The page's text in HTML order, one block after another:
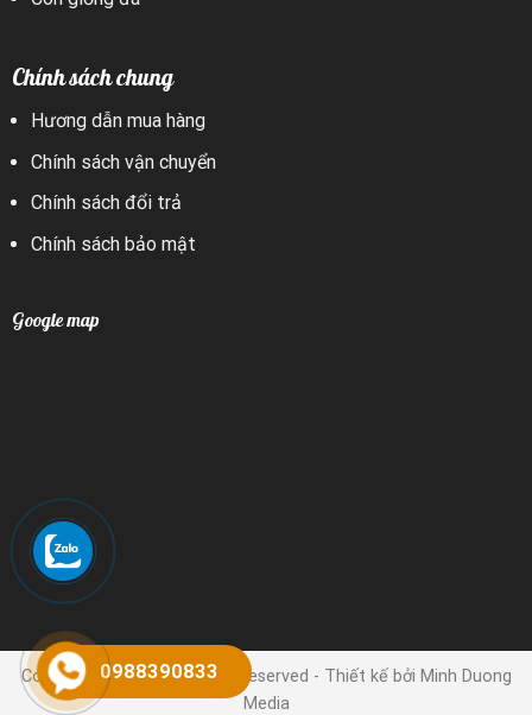
Chính sách chung
Hương dẫn mua hàng
Chính sách vận chuyển
Chính sách đổi trả
Chính sách bảo mật
Google map
Copyright 2024 © | All rights reserved - Thiết kế bởi Minh Duong
Media
0988390833